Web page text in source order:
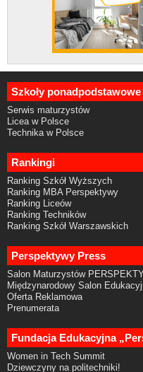
Szkoły ponadpodstawowe
Serwis maturzystów
Licea w Polsce
Technika w Polsce
Rankingi
Ranking Szkół Wyższych
Ranking MBA Perspektywy
Ranking Liceów
Ranking Techników
Ranking Szkół Warszawskich
Perspektywy Press
Salon Maturzystów
Międzynarodowy Salon
Oferta Reklamowa
Prenumerata
Fundacja Edukacyjna
Women in Tech Summit
Dziewczyny na politechniki!